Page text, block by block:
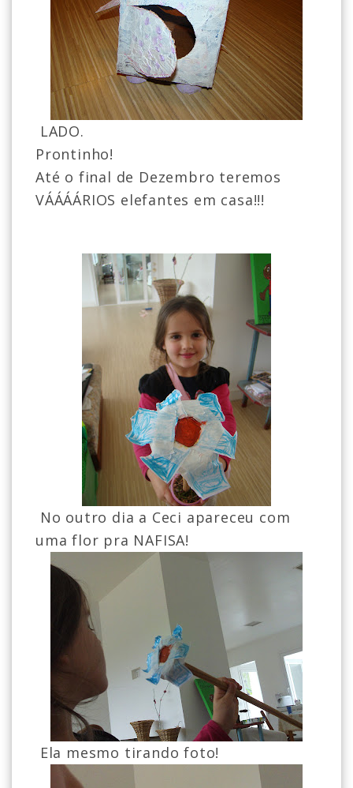
LADO.
Prontinho!
Até o final de Dezembro teremos
VÁÁÁÁRIOS elefantes em casa!!!
No outro dia a Ceci apareceu com
uma flor pra NAFISA!
Ela mesmo tirando foto!